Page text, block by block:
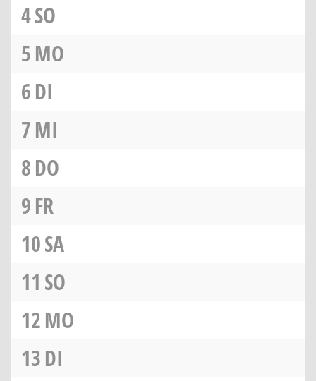
4SO
5MO
6DI
7MI
8DO
9FR
10SA
11 SO
12MO
13DI